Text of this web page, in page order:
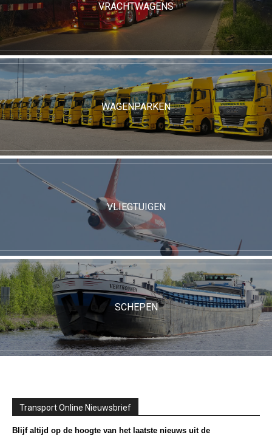
VRACHTWAGENS
WAGENPARKEN
VLIEGTUIGEN
SCHEPEN
Transport Online Nieuwsbrief
Blijf altijd op de hoogte van het laatste nieuws uit de